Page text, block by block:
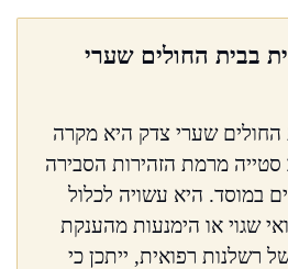
בבית החולים שערי
החולים שערי צדק היא מקרה
מרמת הזהירות הסבירה
במוסד. היא עשויה לכלול
שגוי או הימנעות מהענקת
רשלנות רפואית, ייתכן כי